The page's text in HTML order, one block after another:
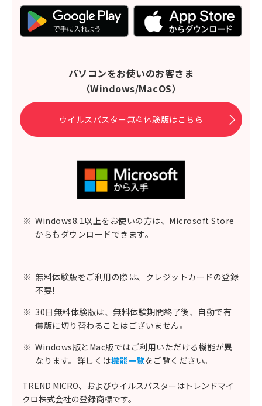
パソコンをお使いのお客さま
（Windows/MacOS）
ウイルスバスター無料体験版はこちら
※ Windows8.1以上をお使いの方は、Microsoft Store
からもダウンロードできます。
※ 無料体験版をご利用の際は、クレジットカードの登録
不要!
※ 30日無料体験版は、無料体験期間終了後、自動で有
償版に切り替わることはございません。
※ Windows版とMac版ではご利用いただける機能が異
なります。詳しくは機能一覧をご覧ください。
TREND MICRO、およびウイルスバスターはトレンドマイ
クロ株式会社の登録商標です。